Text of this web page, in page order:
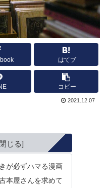
はてブ
コピー
2021.12.07
が必ずハマる漫画
本屋さんを求めて